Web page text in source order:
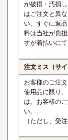
が破損・汚損
はご注文と異
い。すぐに返
料は当社が負
すが着払いに
注文ミス（サ
お客様のご注
使用品に限り
は、お客様の
い。
（ただし、受